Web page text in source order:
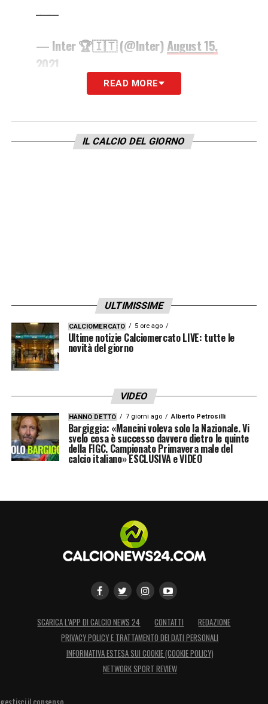
— Inter 🏆🇮🇹 (@Inter) August 15,
2021
READ MORE
IL CALCIO DEL GIORNO
ULTIMISSIME
CALCIOMERCATO 5 ore ago
Ultime notizie Calciomercato LIVE: tutte le
novità del giorno
VIDEO
HANNO DETTO 7 giorni ago Alberto Petrosilli
Bargiggia: «Mancini voleva solo la Nazionale. Vi
svelo cosa è successo davvero dietro le quinte
della FIGC. Campionato Primavera male del
calcio italiano» ESCLUSIVA e VIDEO
SCARICA L’APP DI CALCIO NEWS 24 CONTATTI
REDAZIONE
PRIVACY POLICY E TRATTAMENTO DEI DATI PERSONALI
INFORMATIVA ESTESA SUI COOKIE (COOKIE POLICY)
NETWORK SPORT REVIEW